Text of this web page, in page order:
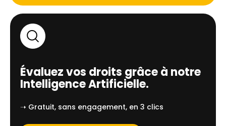
Évaluez vos droits grâce à notre
Intelligence Artificielle.
➝ Gratuit, sans engagement, en 3 clics